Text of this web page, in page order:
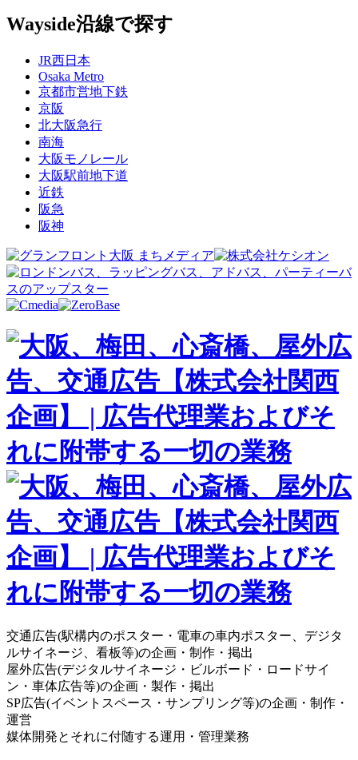
Wayside沿線で探す
JR西日本
Osaka Metro
京都市営地下鉄
京阪
北大阪急行
南海
大阪モノレール
大阪駅前地下道
近鉄
阪急
阪神
交通広告(駅構内のポスター・電車の車内ポスター、デジタ
ルサイネージ、看板等)の企画・制作・掲出
屋外広告(デジタルサイネージ・ビルボード・ロードサイ
ン・車体広告等)の企画・製作・掲出
SP広告(イベントスペース・サンプリング等)の企画・制作・
運営
媒体開発とそれに付随する運用・管理業務